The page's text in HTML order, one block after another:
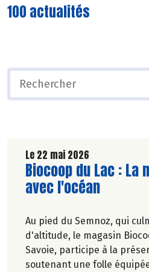
100 actualités
Le 22 mai 2026
Lire la suite de
Biocoop du Lac : La
avec l'océan
Au pied du Semnoz, qui
d'altitude, le magasin
Savoie, participe à la
soutenant une folle